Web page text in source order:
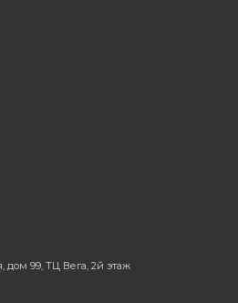
дом 99, ТЦ Вега, 2й этаж